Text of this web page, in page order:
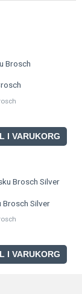
I VARUKORG
Brosch Silver
I VARUKORG